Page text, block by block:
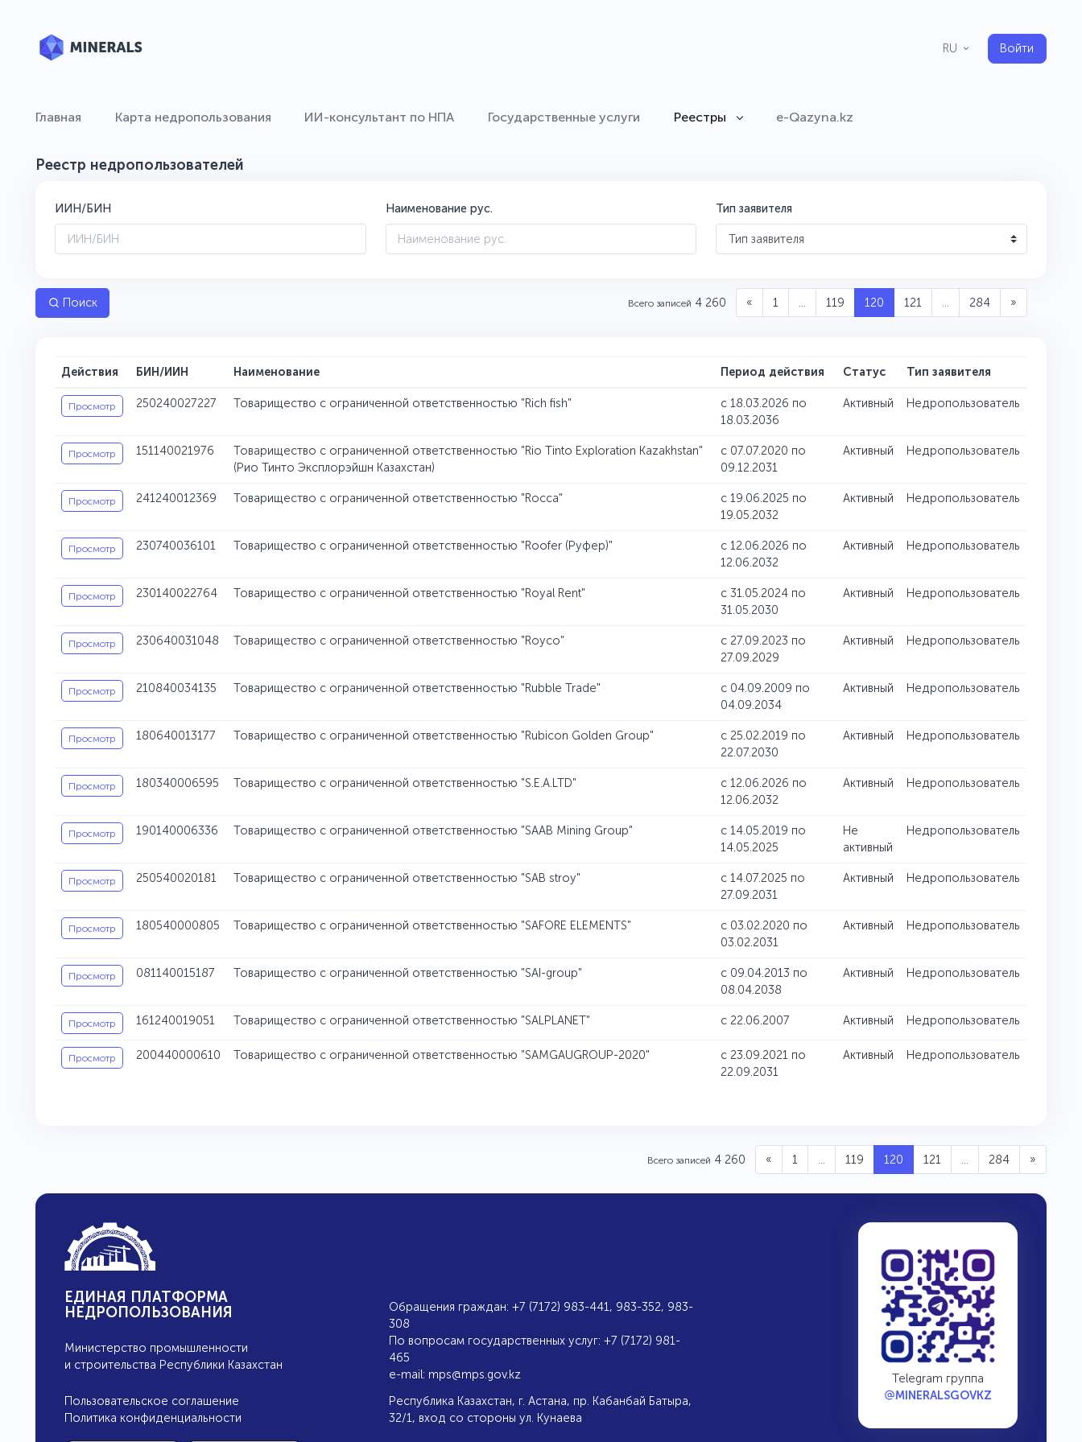
RU Войти
Главная Карта недропользования ИИ-консультант по НПА Государственные услуги Реестры e-Qazyna.kz
Реестр недропользователей
ИИН/БИН Наименование рус. Тип заявителя
Тип заявителя
Поиск Всего записей 4 260 « 1 ... 119 120 121 ... 284 »
Действия БИН/ИИН Наименование Период действия Статус Тип заявителя
Просмотр 250240027227 Товарищество с ограниченной ответственностью "Rich fish"
c 18.03.2026 по
18.03.2036
Активный Недропользователь
Просмотр 151140021976
Товарищество с ограниченной ответственностью "Rio Tinto Exploration Kazakhstan"
(Рио Тинто Эксплорэйшн Казахстан)
c 07.07.2020 по
09.12.2031
Активный Недропользователь
Просмотр 241240012369 Товарищество с ограниченной ответственностью "Rocca"
c 19.06.2025 по
19.05.2032
Активный Недропользователь
Просмотр 230740036101 Товарищество с ограниченной ответственностью "Roofer (Руфер)"
c 12.06.2026 по
12.06.2032
Активный Недропользователь
Просмотр 230140022764 Товарищество с ограниченной ответственностью "Royal Rent"
c 31.05.2024 по
31.05.2030
Активный Недропользователь
Просмотр 230640031048 Товарищество с ограниченной ответственностью "Royco"
c 27.09.2023 по
27.09.2029
Активный Недропользователь
Просмотр 210840034135 Товарищество с ограниченной ответственностью "Rubble Trade"
c 04.09.2009 по
04.09.2034
Активный Недропользователь
Просмотр 180640013177 Товарищество с ограниченной ответственностью "Rubicon Golden Group"
c 25.02.2019 по
22.07.2030
Активный Недропользователь
Просмотр 180340006595 Товарищество с ограниченной ответственностью "S.E.A.LTD"
c 12.06.2026 по
12.06.2032
Активный Недропользователь
Просмотр 190140006336 Товарищество с ограниченной ответственностью "SAAB Mining Group"
c 14.05.2019 по
14.05.2025
Не
активный
Недропользователь
Просмотр 250540020181 Товарищество с ограниченной ответственностью "SAB stroy"
c 14.07.2025 по
27.09.2031
Активный Недропользователь
Просмотр 180540000805 Товарищество с ограниченной ответственностью "SAFORE ELEMENTS"
c 03.02.2020 по
03.02.2031
Активный Недропользователь
Просмотр 081140015187 Товарищество с ограниченной ответственностью "SAI-group"
c 09.04.2013 по
08.04.2038
Активный Недропользователь
Просмотр 161240019051 Товарищество с ограниченной ответственностью "SALPLANET" c 22.06.2007 Активный Недропользователь
Просмотр 200440000610 Товарищество с ограниченной ответственностью "SAMGAUGROUP-2020"
c 23.09.2021 по
22.09.2031
Активный Недропользователь
Всего записей 4 260 « 1 ... 119 120 121 ... 284 »
ЕДИНАЯ ПЛАТФОРМА
НЕДРОПОЛЬЗОВАНИЯ
Министерство промышленности
и строительства Республики Казахстан
Пользовательcкое соглашение
Политика конфиденциальности
Обращения граждан: +7 (7172) 983-441, 983-352, 983-
308
По вопросам государственных услуг: +7 (7172) 981-
465
e-mail: mps@mps.gov.kz
Республика Казахстан, г. Астана, пр. Кабанбай Батыра,
32/1, вход со стороны ул. Кунаева
Telegram группа
MINERALSGOVKZ